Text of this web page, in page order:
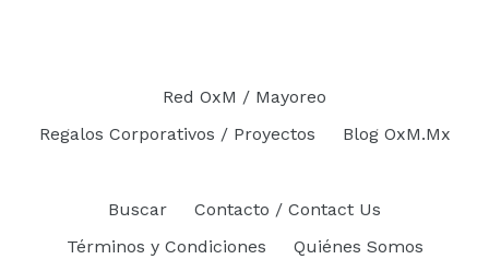
Red OxM / Mayoreo
Regalos Corporativos / Proyectos
Blog OxM.Mx
Buscar
Contacto / Contact Us
Términos y Condiciones
Quiénes Somos